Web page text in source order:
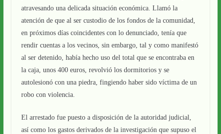
atravesando una delicada situación económica. Llamó la
atención de que al ser custodio de los fondos de la comunidad,
en próximos días coincidentes con lo denunciado, tenía que
rendir cuentas a los vecinos, sin embargo, tal y como manifestó
al ser detenido, había hecho uso del total que se encontraba en
la caja, unos 400 euros, revolvió los dormitorios y se
autolesionó con una piedra, fingiendo haber sido víctima de un
robo con violencia.
El arrestado fue puesto a disposición de la autoridad judicial,
así como los gastos derivados de la investigación que supuso el